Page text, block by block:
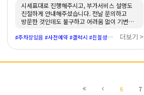
시세표대로 진행해주시고, 부가서비스 설명도
친절하게 안내해주셨습니다. 전날 문의하고
방문한 것인데도 불구하고 어려움 없이 기변할
문제가 좀 있었는데 다 바로바로
#주차장있음 #사전예약 #갤럭시 #친절성지 #혜택좋음 더보기 >
페이지로페이지로 6 7